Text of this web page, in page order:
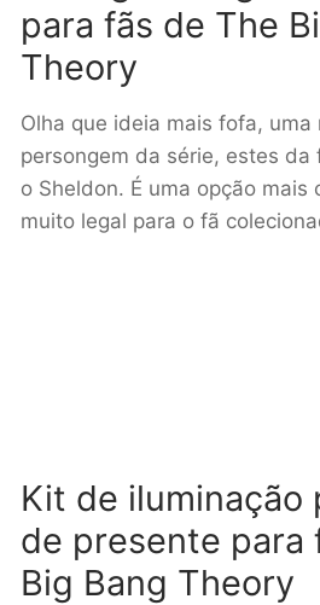
para fãs de The
Theory
Olha que ideia mais fofa, uma
persongem da série, estes da
o Sheldon. É uma opção mais
muito legal para o fã
Kit de iluminação
de presente para
Big Bang Theory